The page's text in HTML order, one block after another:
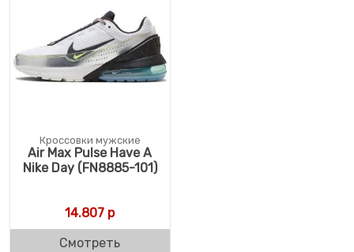
Кроссовки мужские
Air Max Pulse Have A
Nike Day (FN8885-101)
14.807 р
Смотреть